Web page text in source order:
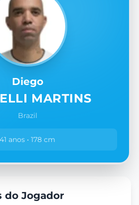
Diego
MARTINS
Brazil
41 anos • 178 cm
do Jogador